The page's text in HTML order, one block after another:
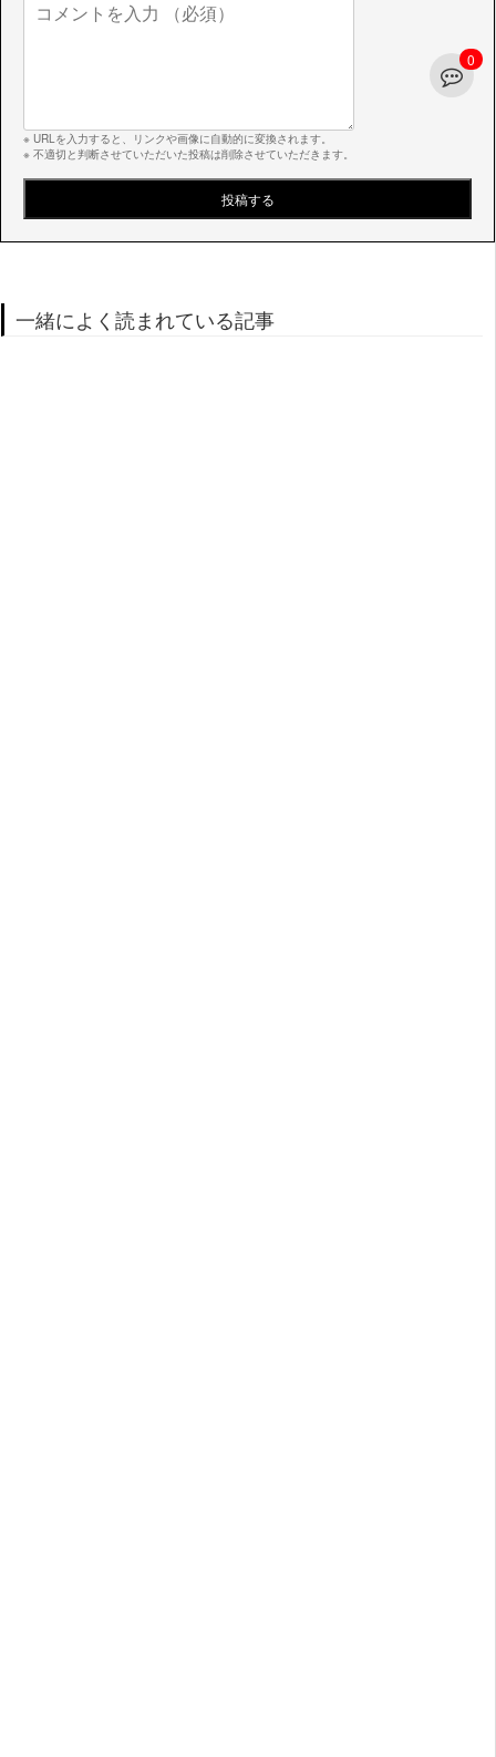
0
※ URLを入力すると、リンクや画像に自動的に変換されます。
※ 不適切と判断させていただいた投稿は削除させていただきます。
一緒によく読まれている記事